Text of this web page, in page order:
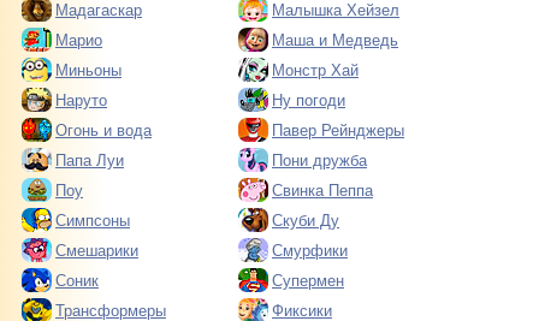
Мадагаскар
Малышка Хейзел
Марио
Маша и Медведь
Миньоны
Монстр Хай
Наруто
Ну погоди
Огонь и вода
Павер Рейнджеры
Папа Луи
Пони дружба
Поу
Свинка Пеппа
Симпсоны
Скуби Ду
Смешарики
Смурфики
Соник
Супермен
Трансформеры
Фиксики